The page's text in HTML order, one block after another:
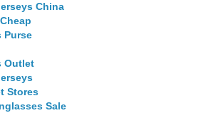
China
Purse
Outlet
Stores
Sale